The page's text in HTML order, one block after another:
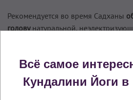
Рекомендуется во время Садханы
головунатуральной,
Считается, что волосы регулируют
энергии в системы тела. Для того,
Всё самое
Кундалини Йоги в